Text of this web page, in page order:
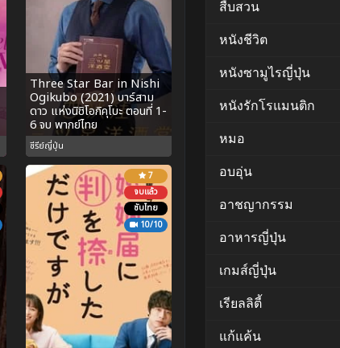
Three Star Bar in Nishi
Ogikubo (2021) บาร์สาม
ดาว แห่งนิชิโอกิคุโบะ ตอนที่ 1-
6 จบ พากย์ไทย
ซีรีย์ญี่ปุ่น
7
จบแล้ว
ซับไทย
10/10
สืบสวน
หนังชีวิต
หนังซามูไรญี่ปุ่น
หนังรักโรแมนติก
หมอ
อบอุ่น
อาชญากรรม
อาหารญี่ปุ่น
เกมส์ญี่ปุ่น
เรียลลิตี้
แก้แค้น